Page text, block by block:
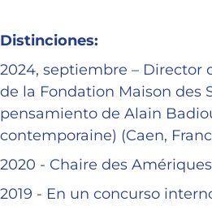
Distinciones:
2024, septiembre – Director
de la Fondation Maison des
pensamiento de Alain
contemporaine) (Caen,
2020 - Chaire des
2019 - En un concurso